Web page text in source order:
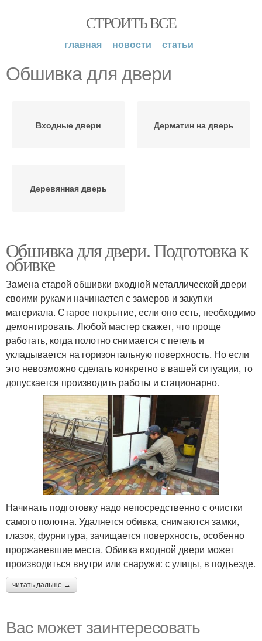
СТРОИТЬ ВСЕ
главная новости статьи
Обшивка для двери
Входные двери Дерматин на дверь
Деревянная дверь
Обшивка для двери. Подготовка к
обивке
Замена старой обшивки входной металлической двери
своими руками начинается с замеров и закупки
материала. Старое покрытие, если оно есть, необходимо
демонтировать. Любой мастер скажет, что проще
работать, когда полотно снимается с петель и
укладывается на горизонтальную поверхность. Но если
это невозможно сделать конкретно в вашей ситуации, то
допускается производить работы и стационарно.
Начинать подготовку надо непосредственно с очистки
самого полотна. Удаляется обивка, снимаются замки,
глазок, фурнитура, зачищается поверхность, особенно
проржавевшие места. Обивка входной двери может
производиться внутри или снаружи: с улицы, в подъезде.
читать дальше →
Вас может заинтересовать